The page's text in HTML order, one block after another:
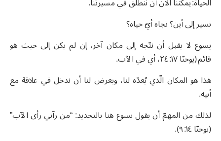
نسير إلى أين؟ تجاه أيّ حياة؟
يسوع لا يقبل أن نتّجه إلى مكان آخر، إن لم يكن إلى حيث هو
قائم (يوحنّا ١٧: ٢٤، أي في الآب.
هذا هو المكان الّذي يُعدّه لنا، ويعرض لنا أن ندخل في علاقة مع
أبيه.
لذلك من المهمّ أن يقول يسوع هنا بالتحديد: “من رآني رأى الآب”
(يوحنّا ١٤: ٩).